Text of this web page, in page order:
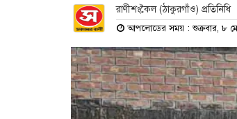
রাণীশংকৈল (ঠাকুরগাঁও) প্রতিনিধি
আপলোডের সময় : শুক্রবার, ৮